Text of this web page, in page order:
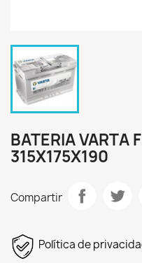
BATERIA VARTA
315X175X190
Compartir
Política de